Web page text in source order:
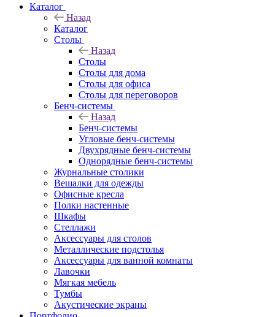
Каталог
Назад
Каталог
Столы
Назад
Столы
Столы для дома
Столы для офиса
Столы для переговоров
Бенч-системы
Назад
Бенч-системы
Угловые бенч-системы
Двухрядные бенч-системы
Однорядные бенч-системы
Журнальные столики
Вешалки для одежды
Офисные кресла
Полки настенные
Шкафы
Стеллажи
Аксессуары для столов
Металлические подстолья
Аксессуары для ванной комнаты
Лавочки
Мягкая мебель
Тумбы
Акустические экраны